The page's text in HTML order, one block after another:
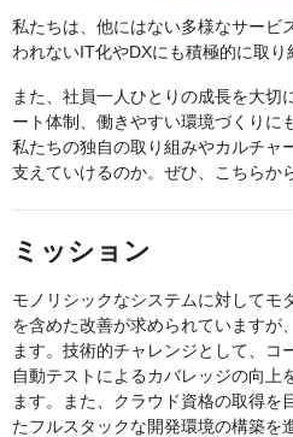
私たちは、他にはない多様なサービ
われないIT化やDXにも積極的に取り
また、社員一人ひとりの成長を大切
ート体制、働きやすい環境づくりに
私たちの独自の取り組みやカルチャ
支えていけるのか。ぜひ、こちらか
ミッション
モノリシックなシステムに対してモ
を含めた改善が求められていますが
ます。技術的チャレンジとして、コ
自動テストによるカバレッジの向上
ます。また、クラウド資格の取得を
たフルスタックな開発環境の構築を